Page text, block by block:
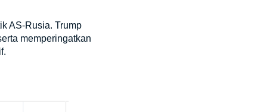
AS-Rusia. Trump
memperingatkan